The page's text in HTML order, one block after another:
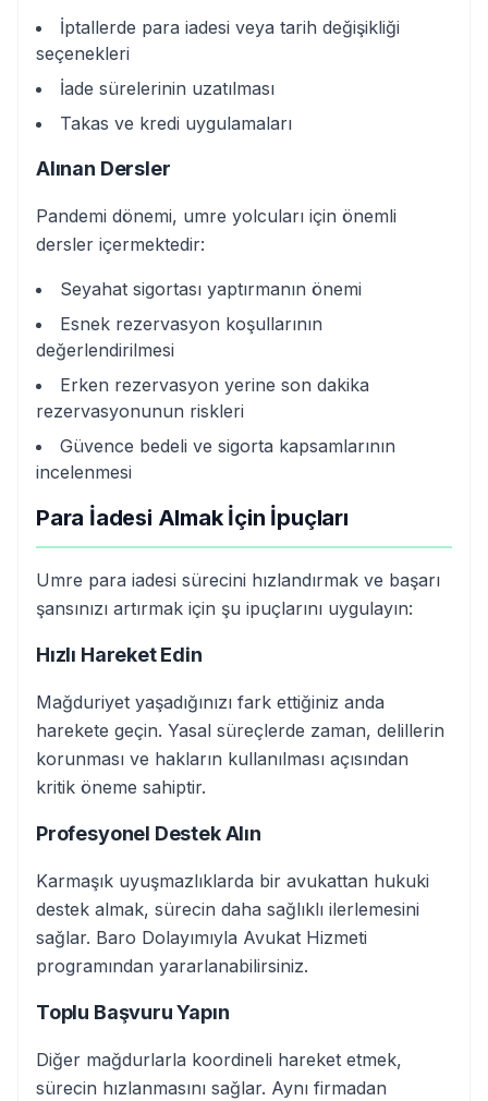
İptallerde para iadesi veya tarih değişikliği
seçenekleri
İade sürelerinin uzatılması
Takas ve kredi uygulamaları
Alınan Dersler
Pandemi dönemi, umre yolcuları için önemli
dersler içermektedir:
Seyahat sigortası yaptırmanın önemi
Esnek rezervasyon koşullarının
değerlendirilmesi
Erken rezervasyon yerine son dakika
rezervasyonunun riskleri
Güvence bedeli ve sigorta kapsamlarının
incelenmesi
Para İadesi Almak İçin İpuçları
Umre para iadesi sürecini hızlandırmak ve başarı
şansınızı artırmak için şu ipuçlarını uygulayın:
Hızlı Hareket Edin
Mağduriyet yaşadığınızı fark ettiğiniz anda
harekete geçin. Yasal süreçlerde zaman, delillerin
korunması ve hakların kullanılması açısından
kritik öneme sahiptir.
Profesyonel Destek Alın
Karmaşık uyuşmazlıklarda bir avukattan hukuki
destek almak, sürecin daha sağlıklı ilerlemesini
sağlar. Baro Dolayımıyla Avukat Hizmeti
programından yararlanabilirsiniz.
Toplu Başvuru Yapın
Diğer mağdurlarla koordineli hareket etmek,
sürecin hızlanmasını sağlar. Aynı firmadan